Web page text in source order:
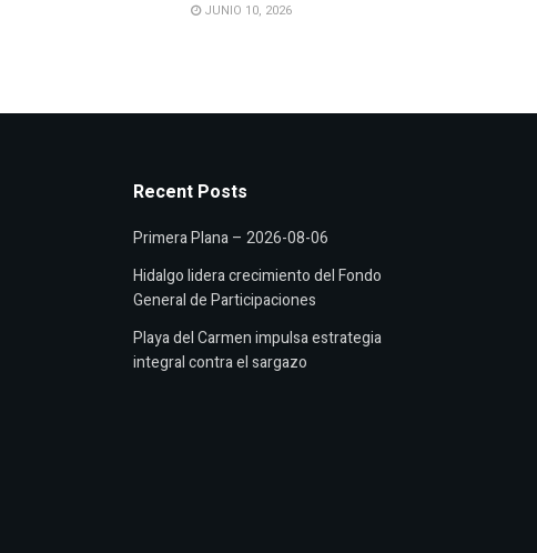
JUNIO 10, 2026
Recent Posts
Primera Plana – 2026-08-06
Hidalgo lidera crecimiento del Fondo
General de Participaciones
Playa del Carmen impulsa estrategia
integral contra el sargazo